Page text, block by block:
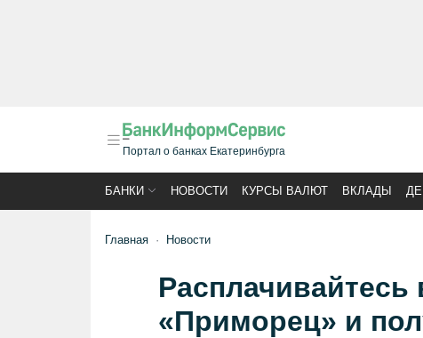
Портал о банках Екатеринбурга
БАНКИ НОВОСТИ КУРСЫ ВАЛЮТ ВКЛАДЫ
Главная Новости
Расплачивайтесь
«Приморец» и